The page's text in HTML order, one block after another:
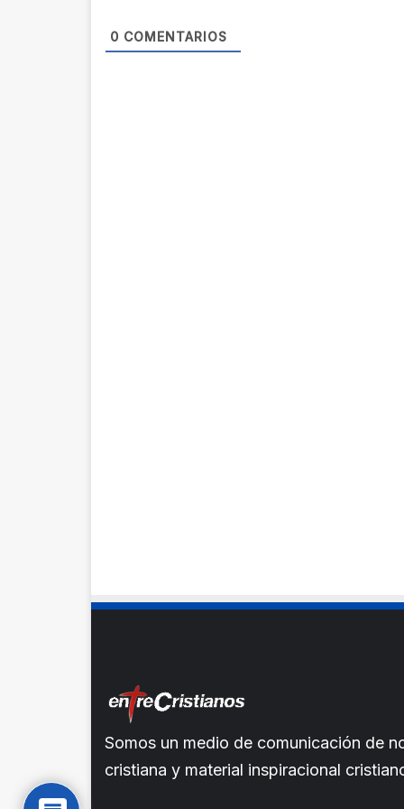
0 COMENTARIOS
Somos un medio de comunicación de
cristiana y material inspiracional